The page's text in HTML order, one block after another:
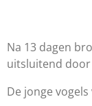
Na 13 dagen
uitsluitend
De jonge